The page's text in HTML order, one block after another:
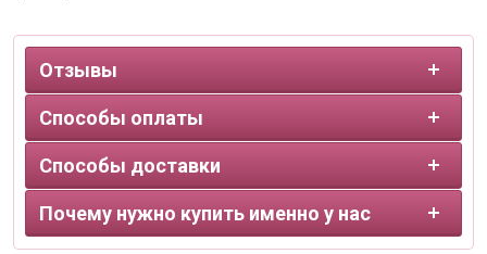
Отзывы
Способы оплаты
Способы доставки
Почему нужно купить именно у нас